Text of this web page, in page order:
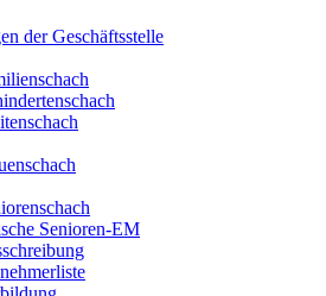
der Geschäftsstelle
Senioren-EM